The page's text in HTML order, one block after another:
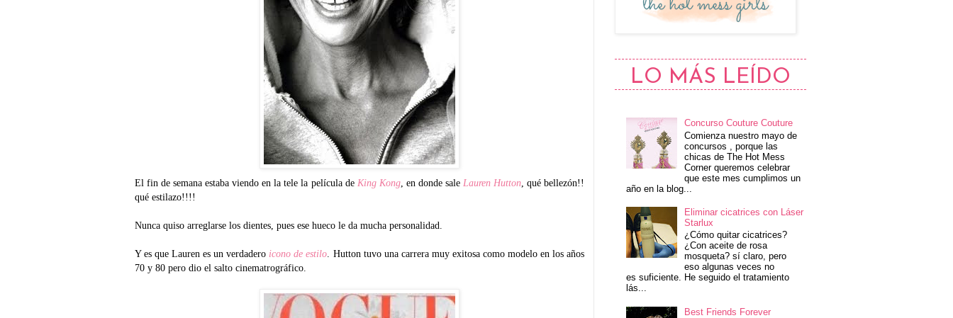
El fin de semana estaba viendo en la tele la película de King Kong, en donde sale Lauren Hutton, qué bellezón!!
qué estilazo!!!!
Nunca quiso arreglarse los dientes, pues ese hueco le da mucha personalidad.
Y es que Lauren es un verdadero icono de estilo . Hutton tuvo una carrera muy exitosa como modelo en los años
70 y 80 pero dio el salto cinematrográfico.
LO MÁS LEÍDO
Concurso Couture Couture
Comienza nuestro mayo de
concursos , porque las
chicas de The Hot Mess
Corner queremos celebrar
que este mes cumplimos un
año en la blog...
Eliminar cicatrices con Láser
Starlux
¿Cómo quitar cicatrices?
¿Con aceite de rosa
mosqueta? sí claro, pero
eso algunas veces no
es suficiente. He seguido el tratamiento
lás...
Best Friends Forever